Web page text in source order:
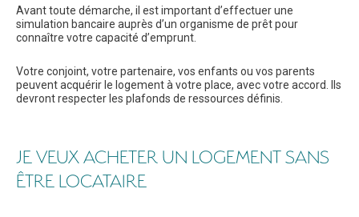
Avant toute démarche, il est important d’effectuer une
simulation bancaire auprès d’un organisme de prêt pour
connaître votre capacité d’emprunt.
Votre conjoint, votre partenaire, vos enfants ou vos parents
peuvent acquérir le logement à votre place, avec votre accord. Ils
devront respecter les plafonds de ressources définis.
JE VEUX ACHETER UN LOGEMENT SANS
ÊTRE LOCATAIRE